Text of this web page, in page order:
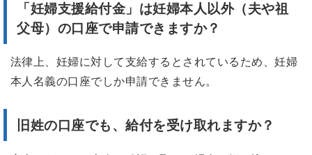
「妊婦支援給付金」は妊婦本人以外（夫や祖
父母）の口座で申請できますか？
法律上、妊婦に対して支給するとされているため、妊婦
本人名義の口座でしか申請できません。
旧姓の口座でも、給付を受け取れますか？